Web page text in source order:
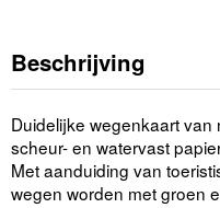
Beschrijving
Duidelijke wegenkaart
scheur- en watervast
Met aanduiding van
wegen worden met groen